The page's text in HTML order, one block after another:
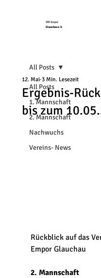
VfB Empor
Glauchau e.V.
All Posts
1. Mannschaft
2. Mannschaft
Nachwuchs
Vereins- News
All Posts
Ergebnis-
bis zum
12. Mai 3 Min. Lesezeit
Rückblick auf das
Empor Glauchau
2. Mannschaft